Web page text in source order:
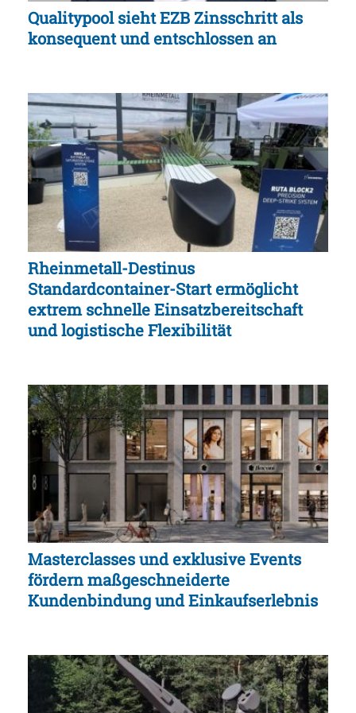
Qualitypool sieht EZB Zinsschritt als
konsequent und entschlossen an
Rheinmetall-Destinus
Standardcontainer-Start ermöglicht
extrem schnelle Einsatzbereitschaft
und logistische Flexibilität
Masterclasses und exklusive Events
fördern maßgeschneiderte
Kundenbindung und Einkaufserlebnis